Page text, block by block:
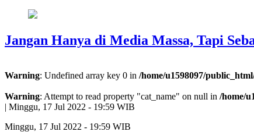
Jangan Hanya di Media Massa, Tapi
Warning: Undefined array key 0 in /home/u1598097/
Warning: Attempt to read property "cat_name" on null in /home/
| Minggu, 17 Jul 2022 - 19:59 WIB
Minggu, 17 Jul 2022 - 19:59 WIB